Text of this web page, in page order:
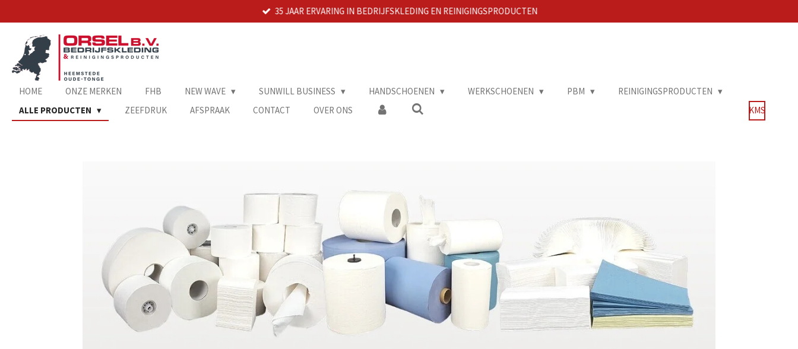
direct
hoofdinhoud
35 JAAR ERVARING IN BEDRIJFSKLEDING EN REINIGINGSPRODUCTEN
HOME ONZE MERKEN FHB NEW WAVE SUNWILL BUSINESS HANDSCHOENEN WERKSCHOENEN PBM
REINIGINGSPRODUCTEN
ALLE PRODUCTEN
ZEEFDRUK AFSPRAAK CONTACT OVER ONS KMS